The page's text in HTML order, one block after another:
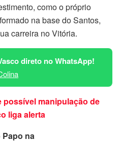
como o próprio
na base do Santos,
carreira no Vitória.
direto no WhatsApp!
manipulação de
liga alerta
Papo na